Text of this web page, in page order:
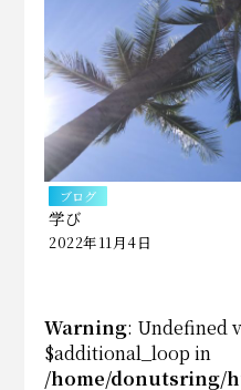
ブログ
学び
2022年11月4日
Warning: Undefined
$additional_loop in
/home/donutsring/